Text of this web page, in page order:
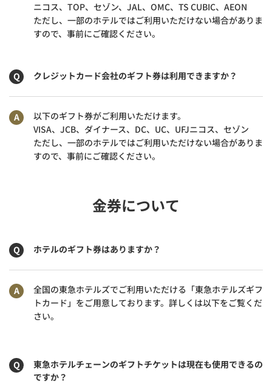
ニコス、TOP、セゾン、JAL、OMC、TS CUBIC、AEON
ただし、一部のホテルではご利用いただけない場合がありま
すので、事前にご確認ください。
クレジットカード会社のギフト券は利用できますか？
以下のギフト券がご利用いただけます。
VISA、JCB、ダイナース、DC、UC、UFJニコス、セゾン
ただし、一部のホテルではご利用いただけない場合がありま
すので、事前にご確認ください。
金券について
ホテルのギフト券はありますか？
全国の東急ホテルズでご利用いただける「東急ホテルズギフ
トカード」をご用意しております。詳しくは以下をご覧くだ
さい。
東急ホテルチェーンのギフトチケットは現在も使用できるの
ですか？